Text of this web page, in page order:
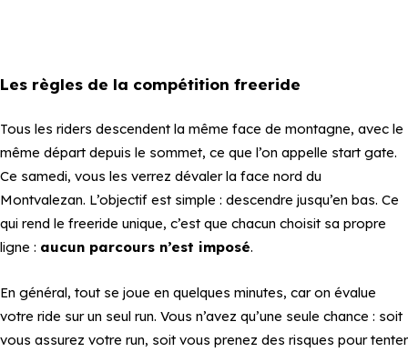
Les règles de la compétition freeride
Tous les riders descendent la même face de montagne, avec le
même départ depuis le sommet, ce que l’on appelle start gate.
Ce samedi, vous les verrez dévaler la face nord du
Montvalezan. L’objectif est simple : descendre jusqu’en bas. Ce
qui rend le freeride unique, c’est que chacun choisit sa propre
ligne : aucun parcours n’est imposé.
En général, tout se joue en quelques minutes, car on évalue
votre ride sur un seul run. Vous n’avez qu’une seule chance : soit
vous assurez votre run, soit vous prenez des risques pour tenter